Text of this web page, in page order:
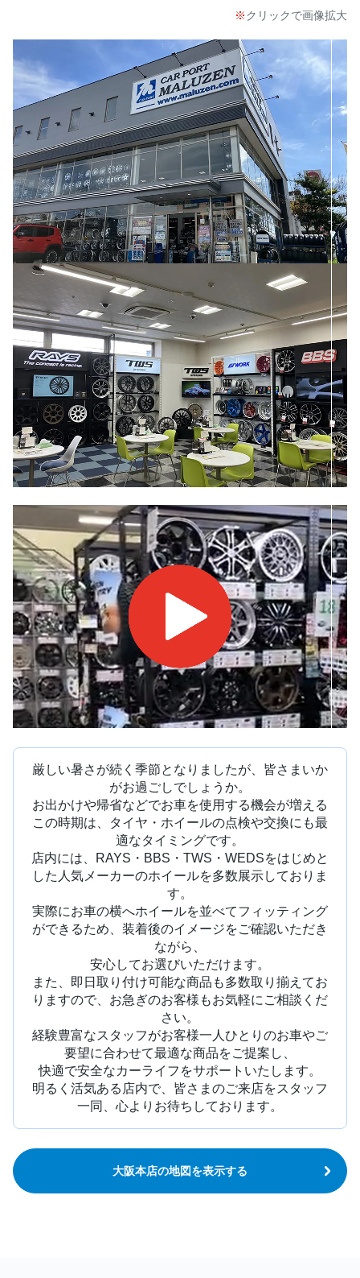
クリックで画像拡大
厳しい暑さが続く季節となりましたが、皆さまいか
がお過ごしでしょうか。
お出かけや帰省などでお車を使用する機会が増える
この時期は、タイヤ・ホイールの点検や交換にも最
適なタイミングです。
店内には、RAYS・BBS・TWS・WEDSをはじめと
した人気メーカーのホイールを多数展示しておりま
す。
実際にお車の横へホイールを並べてフィッティング
ができるため、装着後のイメージをご確認いただき
ながら、
安心してお選びいただけます。
また、即日取り付け可能な商品も多数取り揃えてお
りますので、お急ぎのお客様もお気軽にご相談くだ
さい。
経験豊富なスタッフがお客様一人ひとりのお車やご
要望に合わせて最適な商品をご提案し、
快適で安全なカーライフをサポートいたします。
明るく活気ある店内で、皆さまのご来店をスタッフ
一同、心よりお待ちしております。
大阪本店の地図を表示する